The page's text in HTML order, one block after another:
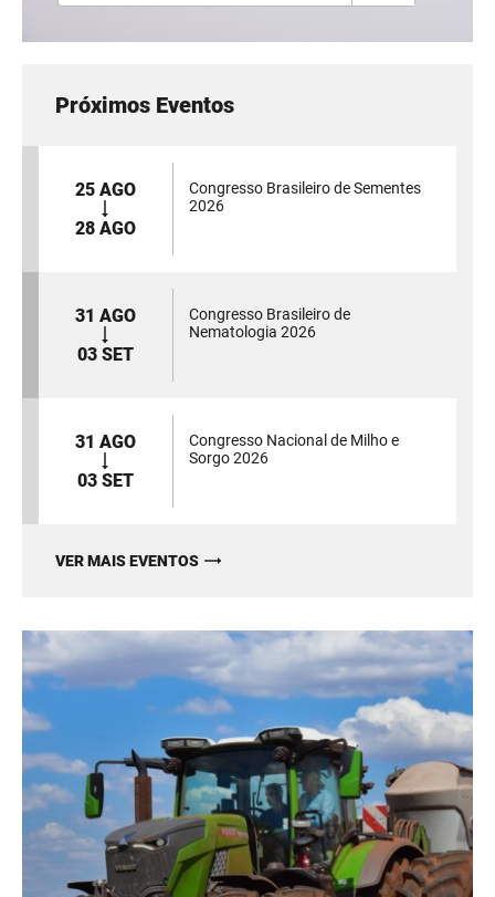
Próximos Eventos
25 AGO
28 AGO
Congresso Brasileiro de Sementes
2026
31 AGO
03 SET
Congresso Brasileiro de
Nematologia 2026
31 AGO
03 SET
Congresso Nacional de Milho e
Sorgo 2026
VER MAIS EVENTOS